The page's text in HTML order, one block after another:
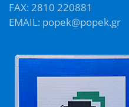
FAX: 2810 220881
EMAIL: popek@popek.gr